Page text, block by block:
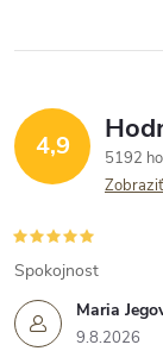
4,9
5192
Maria
9.8.2026
Spokojnost